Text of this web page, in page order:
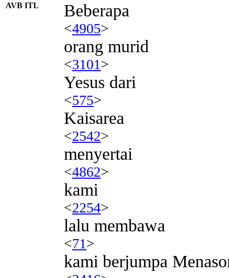
AVB ITL Beberapa
<4905>
orang murid
<3101>
Yesus dari
<575>
Kaisarea
<2542>
menyertai
<4862>
kami
<2254>
lalu membawa
<71>
kami berjumpa